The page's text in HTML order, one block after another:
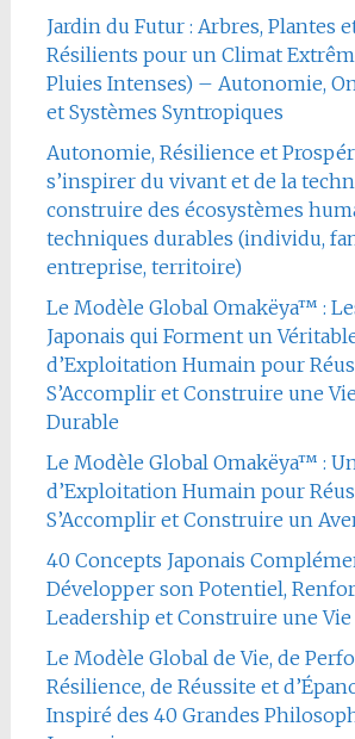
Jardin du Futur : Arbres, Plantes
Résilients pour un Climat
Pluies Intenses) – Autonomie,
et Systèmes Syntropiques
Autonomie, Résilience et
s’inspirer du vivant et de la
construire des écosystèmes
techniques durables (individu,
entreprise, territoire)
Le Modèle Global Omakëya™ :
Japonais qui Forment un
d’Exploitation Humain pour
S’Accomplir et Construire une
Durable
Le Modèle Global Omakëya™ :
d’Exploitation Humain pour
S’Accomplir et Construire un
40 Concepts Japonais
Développer son Potentiel,
Leadership et Construire une Vie
Le Modèle Global de Vie, de
Résilience, de Réussite et
Inspiré des 40 Grandes